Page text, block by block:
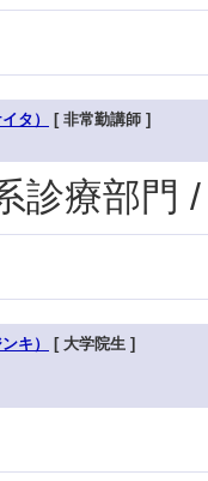
タ） [ 非常勤講師 ]
診療部門
キ） [ 大学院生 ]